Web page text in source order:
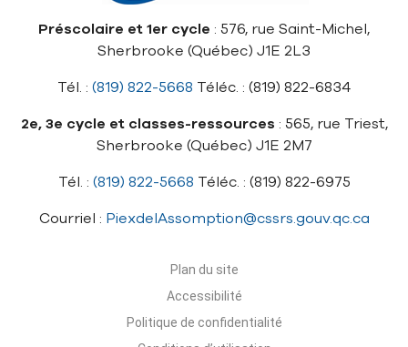
Préscolaire et 1er cycle : 576, rue Saint-Michel,
Sherbrooke (Québec) J1E 2L3
Tél. : (819) 822-5668 Téléc. : (819) 822-6834
2e, 3e cycle et classes-ressources : 565, rue Triest,
Sherbrooke (Québec) J1E 2M7
Tél. : (819) 822-5668 Téléc. : (819) 822-6975
Courriel : PiexdelAssomption@cssrs.gouv.qc.ca
Plan du site
Accessibilité
Politique de confidentialité